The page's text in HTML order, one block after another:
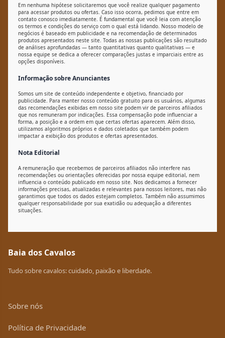
Em nenhuma hipótese solicitaremos que você realize qualquer pagamento
para acessar produtos ou ofertas. Caso isso ocorra, pedimos que entre em
contato conosco imediatamente. É fundamental que você leia com atenção
os termos e condições do serviço com o qual está lidando. Nosso modelo de
negócios é baseado em publicidade e na recomendação de determinados
produtos apresentados neste site. Todas as nossas publicações são resultado
de análises aprofundadas — tanto quantitativas quanto qualitativas — e
nossa equipe se dedica a oferecer comparações justas e imparciais entre as
opções disponíveis.
Informação sobre Anunciantes
Somos um site de conteúdo independente e objetivo, financiado por
publicidade. Para manter nosso conteúdo gratuito para os usuários, algumas
das recomendações exibidas em nosso site podem vir de parceiros afiliados
que nos remuneram por indicações. Essa compensação pode influenciar a
forma, a posição e a ordem em que certas ofertas aparecem. Além disso,
utilizamos algoritmos próprios e dados coletados que também podem
impactar a exibição dos produtos e ofertas apresentados.
Nota Editorial
A remuneração que recebemos de parceiros afiliados não interfere nas
recomendações ou orientações oferecidas por nossa equipe editorial, nem
influencia o conteúdo publicado em nosso site. Nos dedicamos a fornecer
informações precisas, atualizadas e relevantes para nossos leitores, mas não
garantimos que todos os dados estejam completos. Também não assumimos
qualquer responsabilidade por sua exatidão ou adequação a diferentes
situações.
Baia dos Cavalos
Tudo sobre cavalos: cuidado, paixão e liberdade.
Sobre nós
Política de Privacidade